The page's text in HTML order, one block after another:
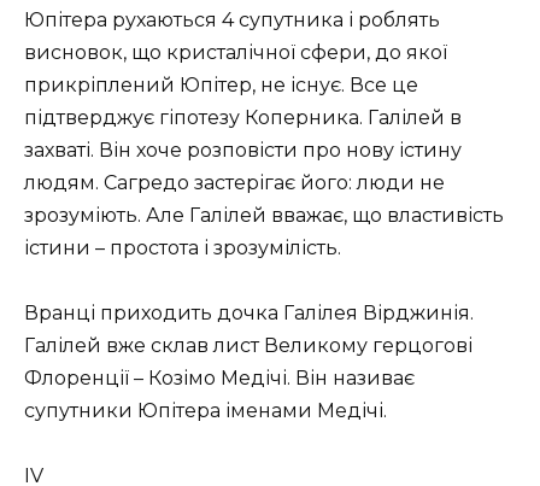
Юпітера рухаються 4 супутника і роблять
висновок, що кристалічної сфери, до якої
прикріплений Юпітер, не існує. Все це
підтверджує гіпотезу Коперника. Галілей в
захваті. Він хоче розповісти про нову істину
людям. Сагредо застерігає його: люди не
зрозуміють. Але Галілей вважає, що властивість
істини – простота і зрозумілість.
Вранці приходить дочка Галілея Вірджинія.
Галілей вже склав лист Великому герцогові
Флоренції – Козімо Медічі. Він називає
супутники Юпітера іменами Медічі.
IV